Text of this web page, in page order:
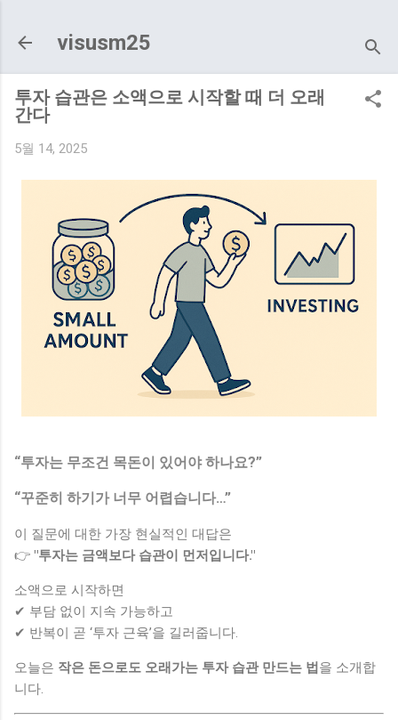
visusm25
투자 습관은 소액으로 시작할 때 더 오래
간다
5월 14, 2025
“투자는 무조건 목돈이 있어야 하나요?”
“꾸준히 하기가 너무 어렵습니다…”
이 질문에 대한 가장 현실적인 대답은
👉 "투자는 금액보다 습관이 먼저입니다."
소액으로 시작하면
✔ 부담 없이 지속 가능하고
✔ 반복이 곧 ‘투자 근육’을 길러줍니다.
오늘은 작은 돈으로도 오래가는 투자 습관 만드는 법 을 소개합
니다.